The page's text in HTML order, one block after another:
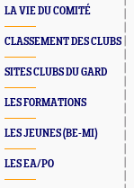
LA VIE DU COMITÉ
CLASSEMENT DES CLUBS
SITES CLUBS DU GARD
LES FORMATIONS
LES JEUNES (BE-MI)
LES EA/PO